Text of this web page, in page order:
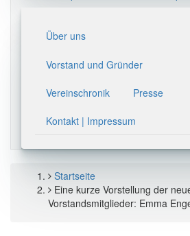
Über uns
Vorstand und Gründer
Vereinschronik Presse
Kontakt | Impressum
Pfadnavigation
Startseite
Eine kurze Vorstellung der
Vorstandsmitglieder: Emma